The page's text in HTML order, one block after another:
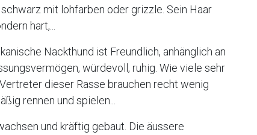
mit lohfarben oder grizzle. Sein Haar
hart,...
Nackthund ist Freundlich, anhänglich an
würdevoll, ruhig. Wie viele sehr
dieser Rasse brauchen recht wenig
rennen und spielen...
und kräftig gebaut. Die äussere